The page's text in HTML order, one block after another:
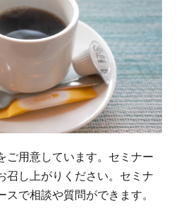
ご用意しています。セミナー
召し上がりください。セミナ
スで相談や質問ができます。